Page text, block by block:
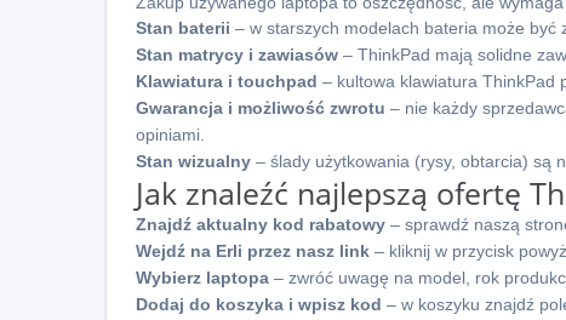
Stan baterii – w starszych modelach bateria może być
Stan matrycy i zawiasów – ThinkPad mają solidne
Klawiatura i touchpad – kultowa klawiatura ThinkPad
Gwarancja i możliwość zwrotu – nie każdy
opiniami.
Stan wizualny – ślady użytkowania (rysy, obtarcia) są
Jak znaleźć najlepszą ofertę
Znajdź aktualny kod rabatowy – sprawdź naszą
Wejdź na Erli przez nasz link – kliknij w przycisk
Wybierz laptopa – zwróć uwagę na model, rok
Dodaj do koszyka i wpisz kod – w koszyku znajdź